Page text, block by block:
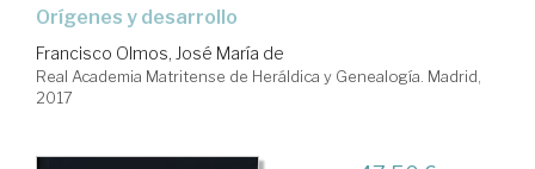
orígenes y desarrollo
Francisco Olmos, José María de
Real Academia Matritense de Heráldica y Genealogía. Madrid,
2017